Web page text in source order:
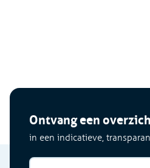
Ontvang een
in een indicatieve,